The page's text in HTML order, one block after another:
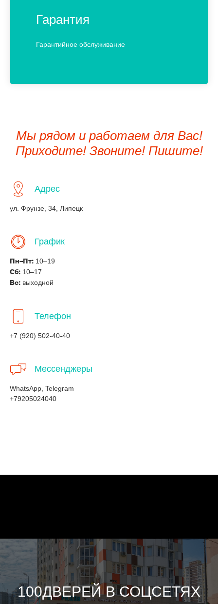
Гарантия
Гарантийное обслуживание
Мы рядом и работаем для Вас!
Приходите! Звоните! Пишите!
Адрес
ул. Фрунзе, 34, Липецк
График
Пн–Пт: 10–19
Сб: 10–17
Вс: выходной
Телефон
+7 (920) 502-40-40
Мессенджеры
WhatsApp, Telegram
+79205024040
100ДВЕРЕЙ В СОЦСЕТЯХ